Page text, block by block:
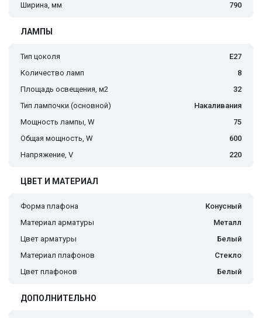
Ширина, мм 790
ЛАМПЫ
Тип цоколя
E27
Количество ламп
8
Площадь освещения, м2
32
Тип лампочки (основной)
Накаливания
Мощность лампы, W
75
Общая мощность, W
600
Напряжение, V
220
ЦВЕТ И МАТЕРИАЛ
Форма плафона
Конусный
Материал арматуры
Металл
Цвет арматуры
Белый
Материал плафонов
Стекло
Цвет плафонов
Белый
ДОПОЛНИТЕЛЬНО